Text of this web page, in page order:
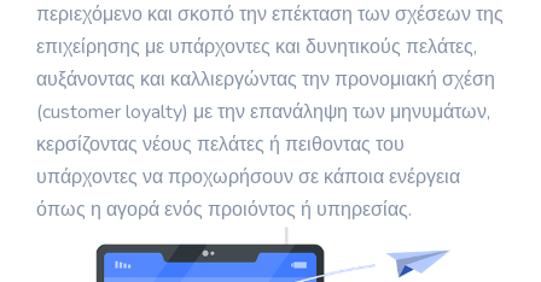
περιεχόμενο και σκοπό την επέκταση των σχέσεων της
επιχείρησης με υπάρχοντες και δυνητικούς πελάτες,
αυξάνοντας και καλλιεργώντας την προνομιακή σχέση
(customer loyalty) με την επανάληψη των μηνυμάτων,
κερσίζοντας νέους πελάτες ή πειθοντας του
υπάρχοντες να προχωρήσουν σε κάποια ενέργεια
όπως η αγορά ενός προιόντος ή υπηρεσίας.